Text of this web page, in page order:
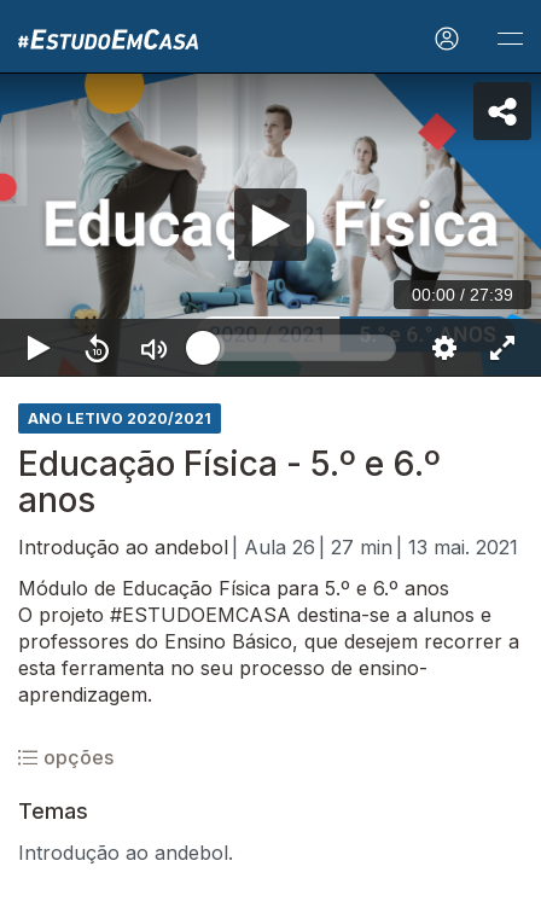
00:00 / 27:39
ANO LETIVO 2020/2021
Educação Física - 5.º e 6.º
anos
Introdução ao andebol | Aula 26 | 27 min
| 13 mai. 2021
Módulo de Educação Física para 5.º e 6.º anos
O projeto #ESTUDOEMCASA destina-se a alunos e
professores do Ensino Básico, que desejem recorrer a
esta ferramenta no seu processo de ensino-
aprendizagem.
opções
Temas
Introdução ao andebol.